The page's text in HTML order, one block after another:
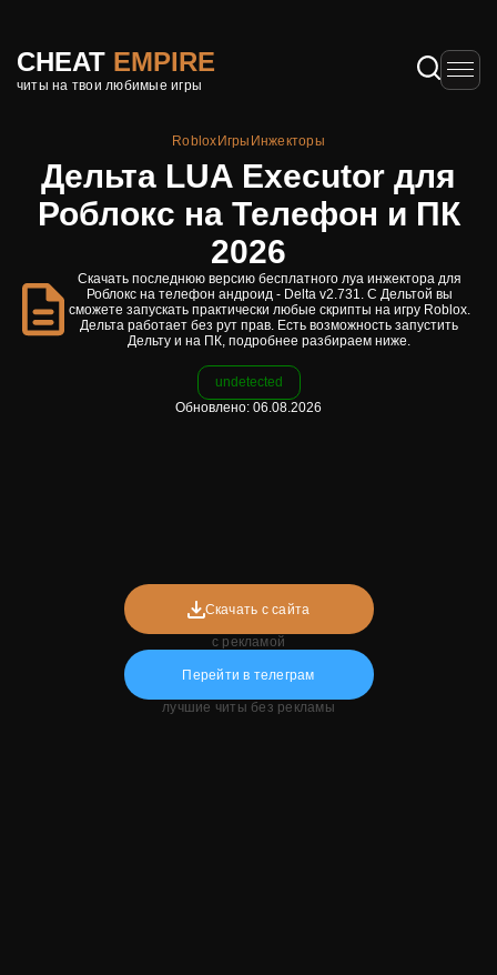
CHEAT EMPIRE
читы на твои любимые игры
Roblox Игры Инжекторы
Дельта LUA Executor для
Роблокс на Телефон и ПК
2026
Скачать последнюю версию бесплатного луа инжектора для
Роблокс на телефон андроид - Delta v2.731. С Дельтой вы
сможете запускать практически любые скрипты на игру Roblox.
Дельта работает без рут прав. Есть возможность запустить
Дельту и на ПК, подробнее разбираем ниже.
undetected
Обновлено: 06.08.2026
Скачать с сайта
с рекламой
Перейти в телеграм
лучшие читы без рекламы